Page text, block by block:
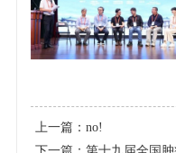
上一篇： no!